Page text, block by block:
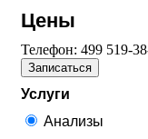
Цены
Телефон: 499 519-
Записаться
Услуги
Анализы